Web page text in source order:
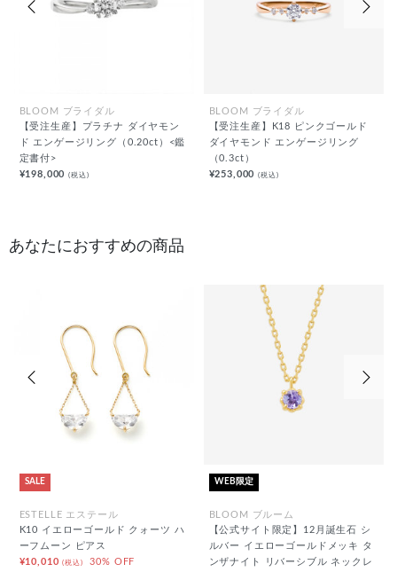
BLOOM ブライダル
【受注生産】プラチナ ダイヤモン
ド エンゲージリング（0.20ct）<鑑
定書付>
¥198,000(税込)
BLOOM ブライダル
【受注生産】K18 ピンクゴールド
ダイヤモンド エンゲージリング
（0.3ct）
¥253,000(税込)
あなたにおすすめの商品
SALE
ESTELLE エステール
K10 イエローゴールド クォーツ ハ
ーフムーン ピアス
¥10,010(税込) 30% OFF
WEB限定
BLOOM ブルーム
【公式サイト限定】12月誕生石 シ
ルバー イエローゴールドメッキ タ
ンザナイト リバーシブル ネックレ
前の画像